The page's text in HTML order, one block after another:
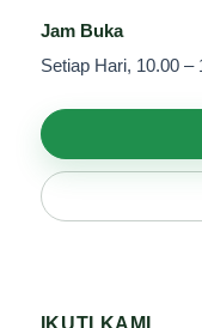
Jam Buka
Setiap Hari, 10.00 –
IKUTI KAMI